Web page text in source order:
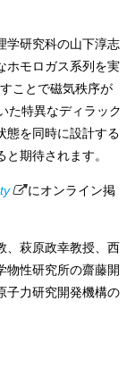
学研究科の山下淳志
ホモロガス系列を実
ことで磁気秩序が
た特異なディラック
態を同時に設計する
期待されます。
にオンライン掲
、萩原政幸教授、西
物性研究所の齋藤開
子力研究開発機構の